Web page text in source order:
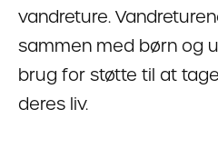
vandreture.
sammen med børn og
brug for støtte til at
deres liv.